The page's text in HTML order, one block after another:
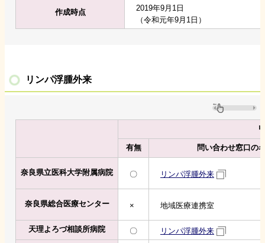
作成時点
2019年9月1日
（令和元年9月1日）
リンパ浮腫外来
有無 問い合わせ窓口の
奈良県立医科大学附属病院 〇 リンパ浮腫外来
奈良県総合医療センター × 地域医療連携室
天理よろづ相談所病院 〇
リンパ浮腫外来